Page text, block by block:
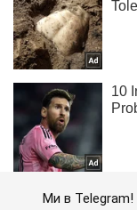
Ми в Telegram!